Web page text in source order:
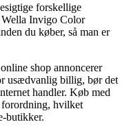
forskellige
Wella Invigo Color
du køber, så man er
shop annoncerer
usædvanlig billig, bør det
handler. Køb med
hvilket
butikker.